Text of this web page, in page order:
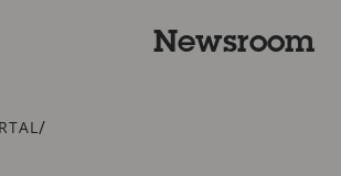
Newsroom
/